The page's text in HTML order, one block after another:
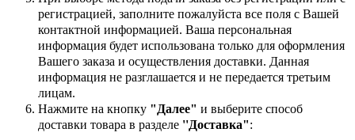
регистрацией, заполните пожалуйста все поля с Вашей
контактной информацией. Ваша персональная
информация будет использована только для оформления
Вашего заказа и осуществления доставки. Данная
информация не разглашается и не передается третьим
лицам.
Нажмите на кнопку "Далее" и выберите способ
доставки товара в разделе ''Доставка":